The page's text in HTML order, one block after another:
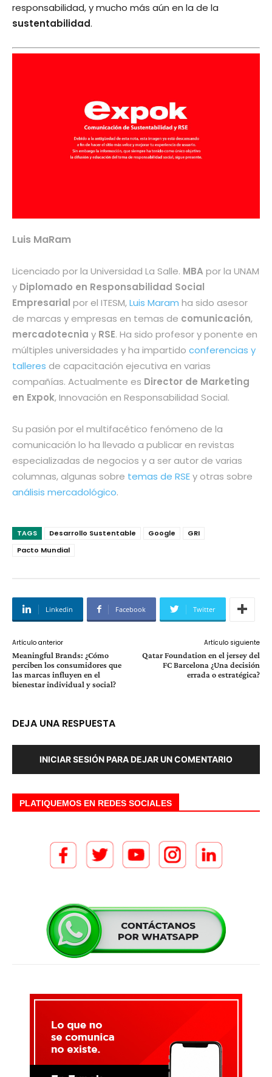
responsabilidad, y mucho más aún en la de la
sustentabilidad.
Luis MaRam
Licenciado por la Universidad La Salle. MBA por la UNAM
y Diplomado en Responsabilidad Social
Empresarial por el ITESM,Luis Maram ha sido asesor
de marcas y empresas en temas de comunicación,
mercadotecnia y RSE. Ha sido profesor y ponente en
múltiples universidades y ha impartido conferencias y
talleres de capacitación ejecutiva en varias
compañías. Actualmente es Director de Marketing
en Expok, Innovación en Responsabilidad Social.
Su pasión por el multifacético fenómeno de la
comunicación lo ha llevado a publicar en revistas
especializadas de negocios y a ser autor de varias
columnas, algunas sobre temas de RSEy otras sobre
análisis mercadológico.
TAGS Desarrollo Sustentable Google
GRI
Pacto Mundial
Linkedin Facebook Twitter
Artículo anterior
Meaningful Brands: ¿Cómo
perciben los consumidores que
las marcas influyen en el
bienestar individual y social?
Artículo siguiente
Qatar Foundation en el jersey del
FC Barcelona ¿Una decisión
errada o estratégica?
DEJA UNA RESPUESTA
INICIAR SESIÓN PARA DEJAR UN COMENTARIO
PLATIQUEMOS EN REDES SOCIALES